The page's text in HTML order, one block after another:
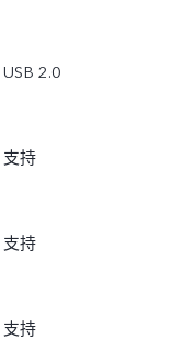
USB 2.0
支持
支持
支持